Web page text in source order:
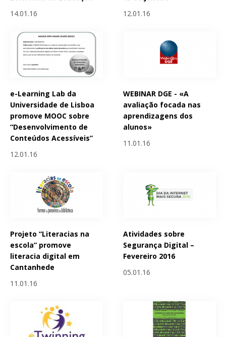
14.01.16
12.01.16
e-Learning Lab da
Universidade de Lisboa
promove MOOC sobre
“Desenvolvimento de
Conteúdos Acessíveis”
12.01.16
WEBINAR DGE - «A
avaliação focada nas
aprendizagens dos
alunos»
11.01.16
Projeto “Literacias na
escola” promove
literacia digital em
Cantanhede
11.01.16
Atividades sobre
Segurança Digital –
Fevereiro 2016
05.01.16